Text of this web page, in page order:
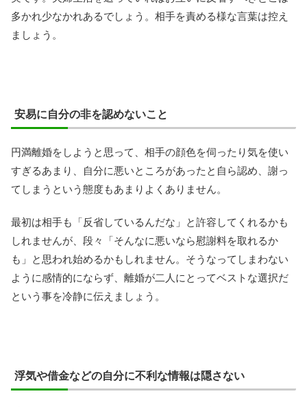
多かれ少なかれあるでしょう。相手を責める様な言葉は控え
ましょう。
安易に自分の非を認めないこと
円満離婚をしようと思って、相手の顔色を伺ったり気を使い
すぎるあまり、自分に悪いところがあったと自ら認め、謝っ
てしまうという態度もあまりよくありません。
最初は相手も「反省しているんだな」と許容してくれるかも
しれませんが、段々「そんなに悪いなら慰謝料を取れるか
も」と思われ始めるかもしれません。そうなってしまわない
ように感情的にならず、離婚が二人にとってベストな選択だ
という事を冷静に伝えましょう。
浮気や借金などの自分に不利な情報は隠さない